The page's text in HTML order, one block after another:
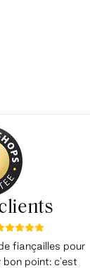
fiançailles pour
bon point: c'est